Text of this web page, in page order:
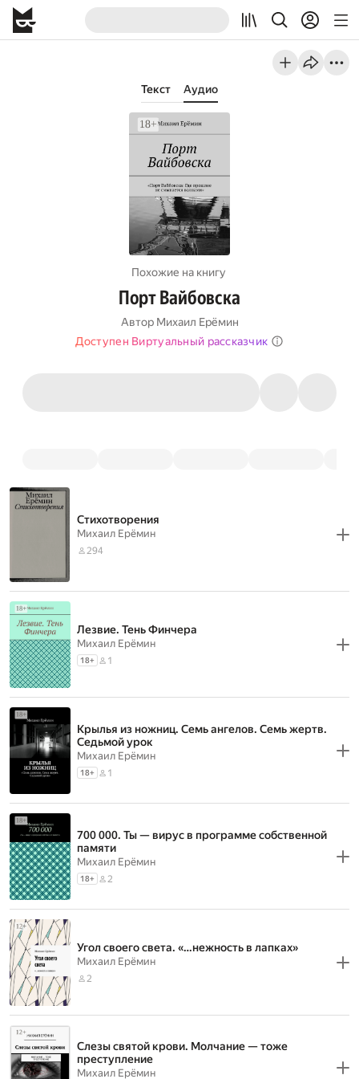
Текст Аудио
Похожие на книгу
Порт Вайбовска
Автор Михаил Ерёмин
Доступен Виртуальный рассказчик
Стихотворения
Михаил Ерёмин
294
Лезвие. Тень Финчера
Михаил Ерёмин
18+ 1
Крылья из ножниц. Семь ангелов. Семь жертв.
Седьмой урок
Михаил Ерёмин
18+ 1
700 000. Ты — вирус в программе собственной
памяти
Михаил Ерёмин
18+ 2
Угол своего света. «…нежность в лапках»
Михаил Ерёмин
2
Слезы святой крови. Молчание — тоже
преступление
Михаил Ерёмин